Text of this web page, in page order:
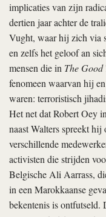
implicaties van zijn
dertien jaar achter de
Vught, waar hij zich via
en zelfs het geloof an
mensen die in The
fenomeen waarvan hij
waren: terroristisch
Het net dat Robert Oey
naast Walters spreekt
verschillende
activisten die strijden
Belgische Ali Aarrass,
in een Marokkaanse
bekentenis is ontfutseld.